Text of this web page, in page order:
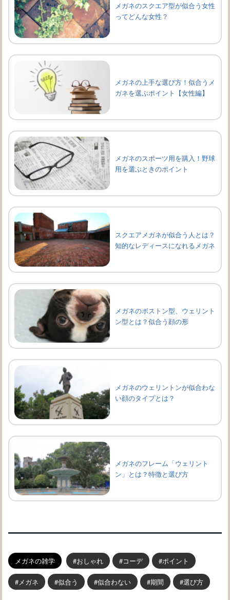
メガネのスクエア型が似合う女性
ってどんな女性？
メガネの上手な選び方！似合うメ
ガネを選ぶポイント【女性編】
メガネのスポーツ用を購入！野球
用を選ぶときのポイント
スクエアメガネが似合う人とは？
知的なレディースになれるメガネ
メガネのボストン型、ウェリント
ン型とは？似合う顔の形
メガネのウェリントンが似合わな
い顔のタイプとは？
メガネのフレーム「ウェリント
ン」とは？特徴と選び方
メガネの雑学 おしゃれ コーデ ポイント
メガネ 似合う 似合わない 期間 選び方